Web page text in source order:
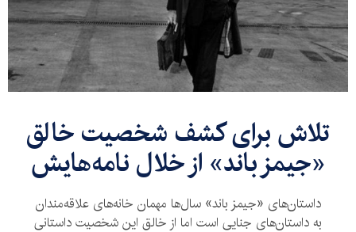
تلاش برای کشف شخصیت خالق
«جیمز باند» از خلال نامه‌هایش
داستان‌های «جیمز باند» سال‌ها مهمان خانه‌های علاقه‌مندان
به داستان‌های جنایی است اما از خالق این شخصیت داستانی